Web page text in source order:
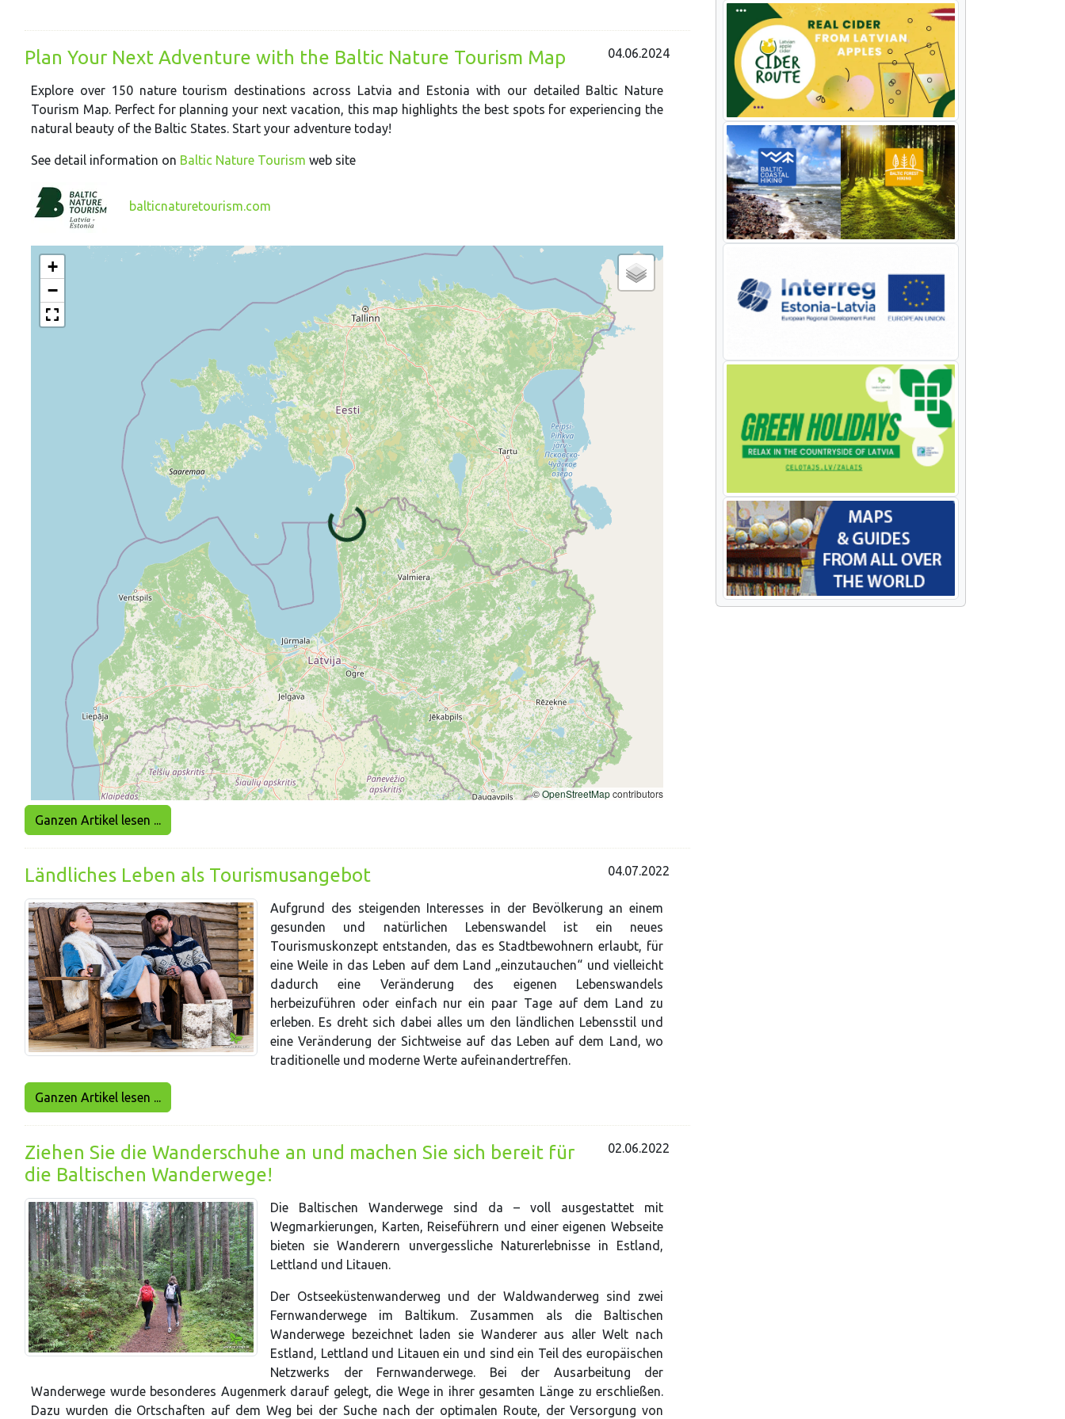
Plan Your Next Adventure with the Baltic Nature Tourism Map 04.06.2024
Explore over 150 nature tourism destinations across Latvia and Estonia with our detailed Baltic Nature
Tourism Map. Perfect for planning your next vacation, this map highlights the best spots for experiencing the
natural beauty of the Baltic States. Start your adventure today!
See detail information on Baltic Nature Tourism web site
balticnaturetourism.com
Ganzen Artikel lesen ...
Ländliches Leben als Tourismusangebot 04.07.2022
Aufgrund des steigenden Interesses in der Bevölkerung an einem
gesunden und natürlichen Lebenswandel ist ein neues
Tourismuskonzept entstanden, das es Stadtbewohnern erlaubt, für
eine Weile in das Leben auf dem Land „einzutauchen“ und vielleicht
dadurch eine Veränderung des eigenen Lebenswandels
herbeizuführen oder einfach nur ein paar Tage auf dem Land zu
erleben. Es dreht sich dabei alles um den ländlichen Lebensstil und
eine Veränderung der Sichtweise auf das Leben auf dem Land, wo
traditionelle und moderne Werte aufeinandertreffen.
Ganzen Artikel lesen ...
Ziehen Sie die Wanderschuhe an und machen Sie sich bereit für
die Baltischen Wanderwege!
02.06.2022
Die Baltischen Wanderwege sind da – voll ausgestattet mit
Wegmarkierungen, Karten, Reiseführern und einer eigenen Webseite
bieten sie Wanderern unvergessliche Naturerlebnisse in Estland,
Lettland und Litauen.
Der Ostseeküstenwanderweg und der Waldwanderweg sind zwei
Fernwanderwege im Baltikum. Zusammen als die Baltischen
Wanderwege bezeichnet laden sie Wanderer aus aller Welt nach
Estland, Lettland und Litauen ein und sind ein Teil des europäischen
Netzwerks der Fernwanderwege. Bei der Ausarbeitung der
Wanderwege wurde besonderes Augenmerk darauf gelegt, die Wege in ihrer gesamten Länge zu erschließen.
Dazu wurden die Ortschaften auf dem Weg bei der Suche nach der optimalen Route, der Versorgung von